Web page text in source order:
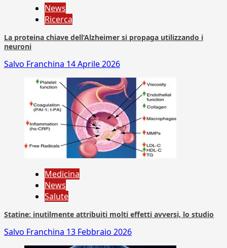
News
Ricerca
La proteina chiave dell’Alzheimer si propaga utilizzando i
neuroni
Salvo Franchina 14 Aprile 2026
Medicina
News
Salute
Statine: inutilmente attribuiti molti effetti avversi, lo studio
Salvo Franchina 13 Febbraio 2026